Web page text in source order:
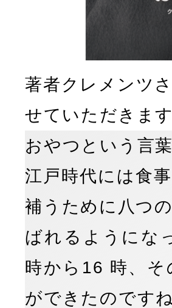
著者クレメンツ
せていただきます
おやつという言
江戸時代には食
補うために八つ
ばれるようにな
時から16 時、
ができたのです